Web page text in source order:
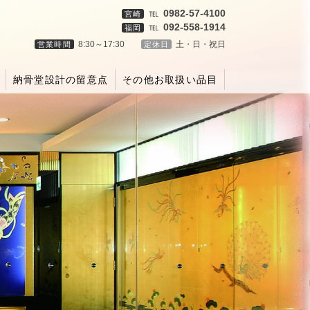
宮崎 ℡ 0982-57‐4100
福岡 ℡ 092‐558‐1914
営業時間 8:30～17:30 定休日 土・日・祝日
納骨堂設計の留意点 その他お取扱い品目